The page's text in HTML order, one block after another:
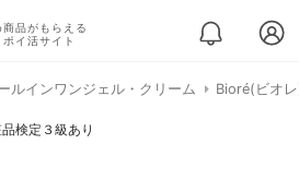
商品がもらえる
ポイ活サイト
ルインワンジェル・クリーム Bioré(ビオ
検定３級あり